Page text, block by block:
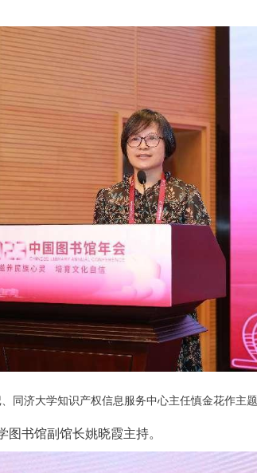
同济大学知识产权信息服务中心主任慎金花作主
书馆副馆长姚晓霞主持。